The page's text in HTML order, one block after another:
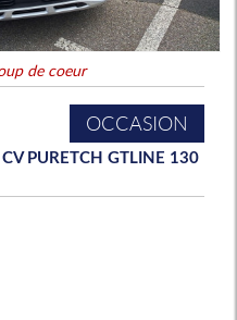
de coeur
OCCASION
PURETCH GTLINE 130